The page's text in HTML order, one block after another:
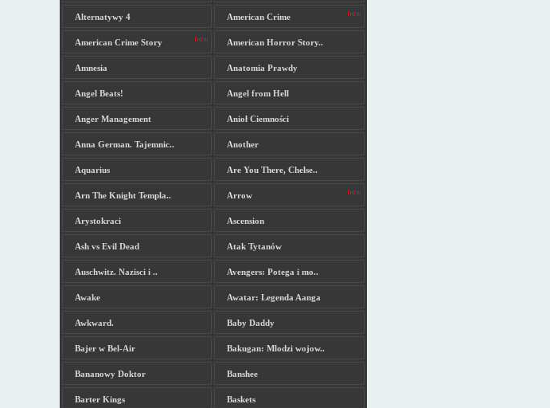
Alternatywy 4 American Crime
American Crime Story American Horror Story..
Amnesia Anatomia Prawdy
Angel Beats! Angel from Hell
Anger Management Anioł Ciemności
Anna German. Tajemnic.. Another
Aquarius Are You There, Chelse..
Arn The Knight Templa.. Arrow
Arystokraci Ascension
Ash vs Evil Dead Atak Tytanów
Auschwitz. Nazisci i .. Avengers: Potega i mo..
Awake Awatar: Legenda Aanga
Awkward. Baby Daddy
Bajer w Bel-Air Bakugan: Mlodzi wojow..
Bananowy Doktor Banshee
Barter Kings Baskets